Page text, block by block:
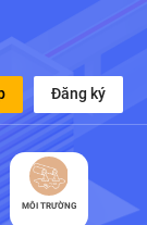
Đăng ký
MÔI TRƯỜNG